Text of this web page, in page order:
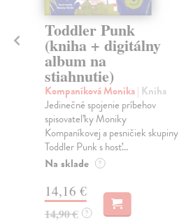
Toddler Punk
(kniha + digitálny
album na
stiahnutie)
Kompaníková Monika| Kniha
Jedinečné spojenie príbehov
spisovateľky Moniky
Kompaníkovej a pesničiek skupiny
Toddler Punk s hosť...
Na sklade ?
14,16 €
14,90 € ?